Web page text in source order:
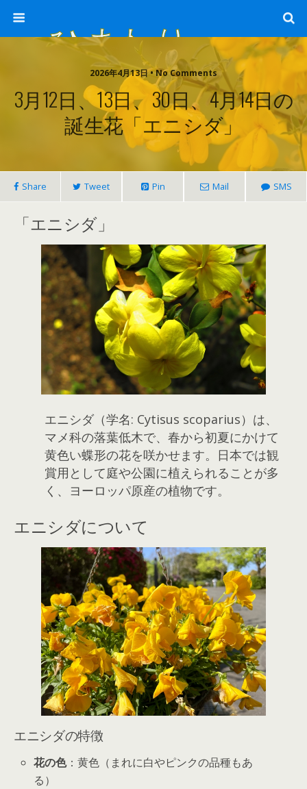
ひまわり畑 sunflower-field
2026年4月13日 • No Comments
3月12日、13日、30日、4月14日の
誕生花「エニシダ」
Share Tweet Pin Mail SMS
「エニシダ」
エニシダ（学名: Cytisus scoparius）は、
マメ科の落葉低木で、春から初夏にかけて
黄色い蝶形の花を咲かせます。日本では観
賞用として庭や公園に植えられることが多
く、ヨーロッパ原産の植物です。
エニシダについて
エニシダの特徴
花の色：黄色（まれに白やピンクの品種もあ
る）